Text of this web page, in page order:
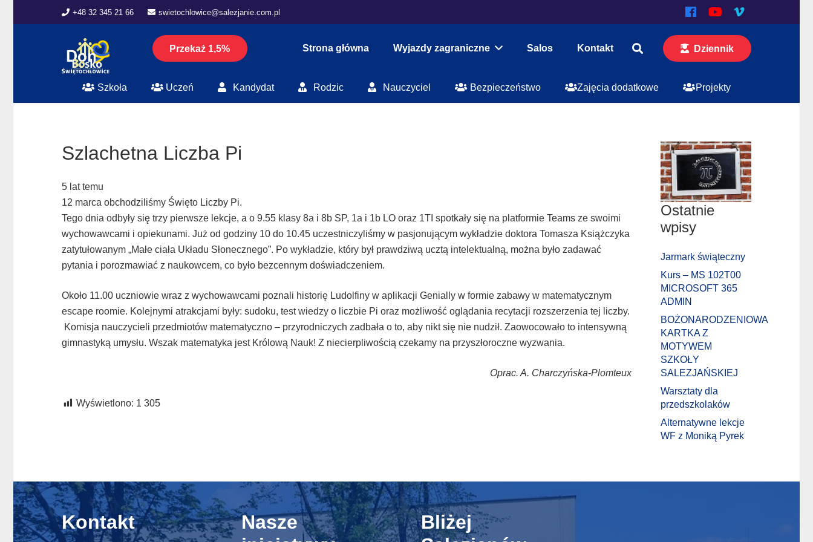
+48 32 345 21 66 swietochlowice@salezjanie.com.pl
Przekaż 1,5% Strona główna Wyjazdy zagraniczne Salos Kontakt Dziennik
Szkoła Uczeń Kandydat Rodzic Nauczyciel Bezpieczeństwo Zajęcia dodatkowe Projekty
Szlachetna Liczba Pi
5 lat temu
12 marca obchodziliśmy Święto Liczby Pi.
Tego dnia odbyły się trzy pierwsze lekcje, a o 9.55 klasy 8a i 8b SP, 1a i 1b LO oraz 1TI spotkały się na platformie Teams ze swoimi
wychowawcami i opiekunami. Już od godziny 10 do 10.45 uczestniczyliśmy w pasjonującym wykładzie doktora Tomasza Książczyka
zatytułowanym „Małe ciała Układu Słonecznego”. Po wykładzie, który był prawdziwą ucztą intelektualną, można było zadawać
pytania i porozmawiać z naukowcem, co było bezcennym doświadczeniem.
Około 11.00 uczniowie wraz z wychowawcami poznali historię Ludolfiny w aplikacji Genially w formie zabawy w matematycznym
escape roomie. Kolejnymi atrakcjami były: sudoku, test wiedzy o liczbie Pi oraz możliwość oglądania recytacji rozszerzenia tej liczby.
Komisja nauczycieli przedmiotów matematyczno – przyrodniczych zadbała o to, aby nikt się nie nudził. Zaowocowało to intensywną
gimnastyką umysłu. Wszak matematyka jest Królową Nauk! Z niecierpliwością czekamy na przyszłoroczne wyzwania.
Oprac. A. Charczyńska-Plomteux
Wyświetlono: 1 305
Ostatnie
wpisy
Jarmark świąteczny
Kurs – MS 102T00
MICROSOFT 365
ADMIN
BOŻONARODZENIOWA
KARTKA Z
MOTYWEM
SZKOŁY
SALEZJAŃSKIEJ
Warsztaty dla
przedszkolaków
Alternatywne lekcje
WF z Moniką Pyrek
Kontakt
Nasze
Bliżej